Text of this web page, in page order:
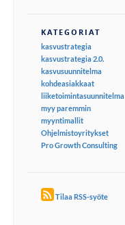
KATEGORIAT
kasvustrategia
kasvustrategia 2.0.
kasvusuunnitelma
kohdeasiakkaat
liiketoimintasuunnitelma
myy paremmin
myyntimallit
Ohjelmistoyritykset
Pro Growth Consulting
Tilaa RSS-syöte